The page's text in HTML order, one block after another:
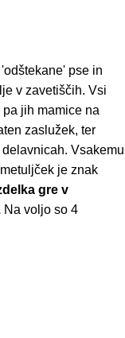
pse in
v zavetiščih. Vsi
jih mamice na
zaslužek, ter
Vsakemu
je znak
gre v
Na voljo so 4